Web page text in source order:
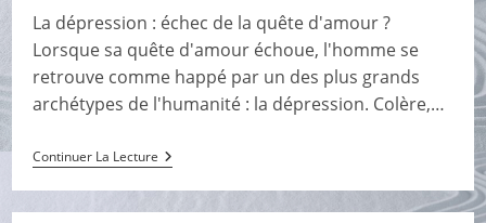
La dépression : échec de la quête d'amour ?
Lorsque sa quête d'amour échoue, l'homme se
retrouve comme happé par un des plus grands
archétypes de l'humanité : la dépression. Colère,…
Continuer La LectureQue
Faire
En
Cas